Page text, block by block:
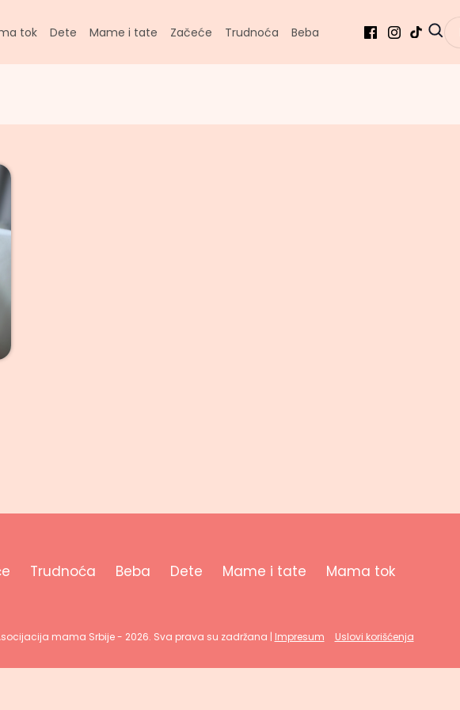
tok Dete Mame i tate Začeće Trudnoća Beba
Trudnoća Beba Dete Mame i tate Mama tok
mama Srbije - 2026. Sva prava su zadržana | Impresum Uslovi korišćenja